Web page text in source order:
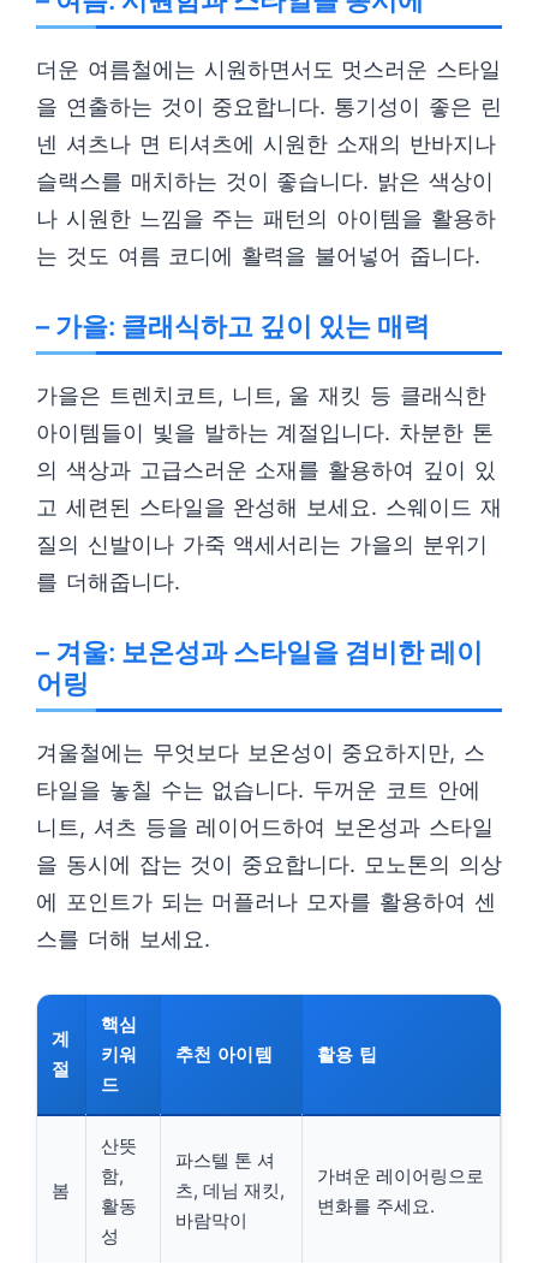
더운 여름철에는 시원하면서도 멋스러운 스타일
을 연출하는 것이 중요합니다. 통기성이 좋은 린
넨 셔츠나 면 티셔츠에 시원한 소재의 반바지나
슬랙스를 매치하는 것이 좋습니다. 밝은 색상이
나 시원한 느낌을 주는 패턴의 아이템을 활용하
는 것도 여름 코디에 활력을 불어넣어 줍니다.
– 가을: 클래식하고 깊이 있는 매력
가을은 트렌치코트, 니트, 울 재킷 등 클래식한
아이템들이 빛을 발하는 계절입니다. 차분한 톤
의 색상과 고급스러운 소재를 활용하여 깊이 있
고 세련된 스타일을 완성해 보세요. 스웨이드 재
질의 신발이나 가죽 액세서리는 가을의 분위기
를 더해줍니다.
– 겨울: 보온성과 스타일을 겸비한 레이
어링
겨울철에는 무엇보다 보온성이 중요하지만, 스
타일을 놓칠 수는 없습니다. 두꺼운 코트 안에
니트, 셔츠 등을 레이어드하여 보온성과 스타일
을 동시에 잡는 것이 중요합니다. 모노톤의 의상
에 포인트가 되는 머플러나 모자를 활용하여 센
스를 더해 보세요.
계
절
핵심
키워
드
추천 아이템 활용 팁
봄
산뜻
함,
활동
성
파스텔 톤 셔
츠, 데님 재킷,
바람막이
가벼운 레이어링으로
변화를 주세요.